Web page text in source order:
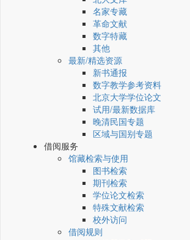
名家专藏
革命文献
数字特藏
其他
最新/精选资源
新书通报
数字教学参考资料
北京大学学位论文
试用/最新数据库
晚清民国专题
区域与国别专题
借阅服务
馆藏检索与使用
图书检索
期刊检索
学位论文检索
特殊文献检索
校外访问
借阅规则